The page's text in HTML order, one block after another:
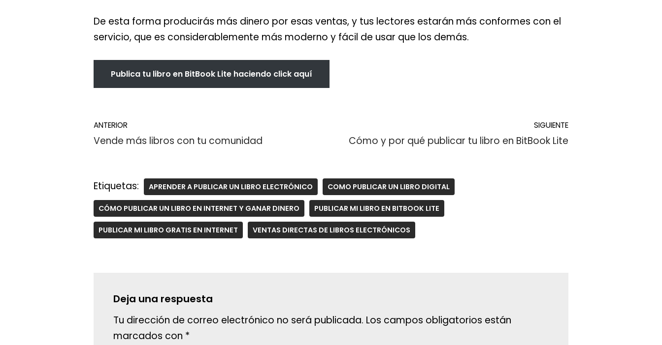
De esta forma producirás más dinero por esas ventas, y tus lectores estarán más conformes con el
servicio, que es considerablemente más moderno y fácil de usar que los demás.
Publica tu libro en BitBook Lite haciendo click aquí
ANTERIOR
Vende más libros con tu comunidad
SIGUIENTE
Cómo y por qué publicar tu libro en BitBook Lite
Etiquetas: APRENDER A PUBLICAR UN LIBRO ELECTRÓNICO COMO PUBLICAR UN LIBRO DIGITAL
CÓMO PUBLICAR UN LIBRO EN INTERNET Y GANAR DINERO PUBLICAR MI LIBRO EN BITBOOK LITE
PUBLICAR MI LIBRO GRATIS EN INTERNET VENTAS DIRECTAS DE LIBROS ELECTRÓNICOS
Deja una respuesta
Tu dirección de correo electrónico no será publicada. Los campos obligatorios están
marcados con *